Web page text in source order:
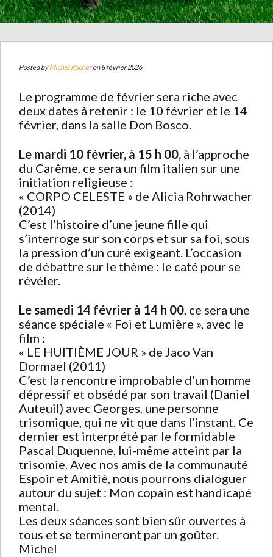
Posted byMichel Rocheron 8 février 2026
Le programme de février sera riche avec
deux dates à retenir : le 10 février et le 14
février, dans la salle Don Bosco.
Le mardi 10 février, à 15 h 00, à l’approche
du Carême, ce sera un film italien sur une
initiation religieuse :
« CORPO CELESTE » de Alicia Rohrwacher
(2014)
C’est l’histoire d’une jeune fille qui
s’interroge sur son corps et sur sa foi, sous
la pression d’un curé exigeant. L’occasion
de débattre sur le thème : le caté pour se
révéler.
Le samedi 14 février à 14 h 00, ce sera une
séance spéciale « Foi et Lumière », avec le
film :
« LE HUITIÈME JOUR » de Jaco Van
Dormael (2011)
C’est la rencontre improbable d’un homme
dépressif et obsédé par son travail (Daniel
Auteuil) avec Georges, une personne
trisomique, qui ne vit que dans l’instant. Ce
dernier est interprété par le formidable
Pascal Duquenne, lui-même atteint par la
trisomie. Avec nos amis de la communauté
Espoir et Amitié, nous pourrons dialoguer
autour du sujet : Mon copain est handicapé
mental.
Les deux séances sont bien sûr ouvertes à
tous et se termineront par un goûter.
Michel